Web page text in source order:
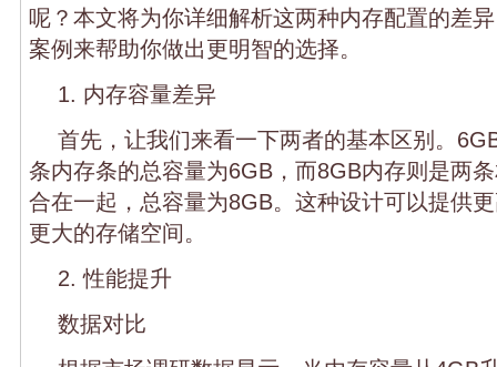
呢？本文将为你详细解析这两种内存配置的差
案例来帮助你做出更明智的选择。
1. 内存容量差异
首先，让我们来看一下两者的基本区别。
条内存条的总容量为6GB，而8GB内存则是两
合在一起，总容量为8GB。这种设计可以提供
更大的存储空间。
2. 性能提升
数据对比